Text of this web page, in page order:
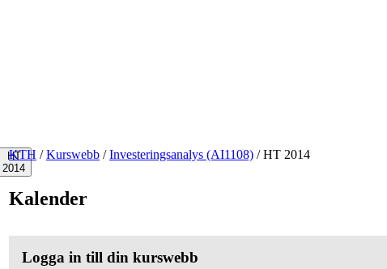
HT
2014
KTH / Kurswebb / Investeringsanalys (AI1108) /HT 2014
Kalender
Logga in till din kurswebb